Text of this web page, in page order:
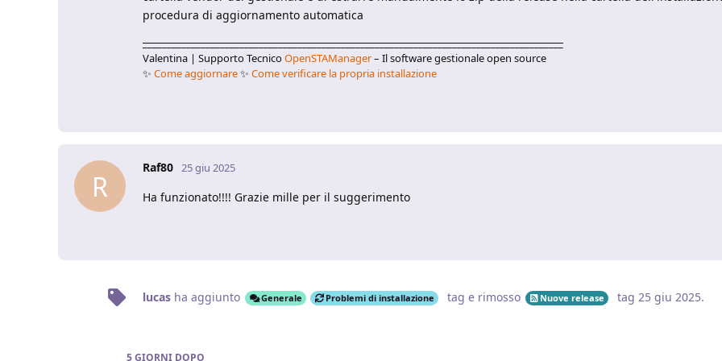
procedura di aggiornamento automatica
_______________________________________________________________________________________
Valentina | Supporto TecnicoOpenSTAManager– Il software gestionale open source
✨ Come aggiornare✨ Come verificare la propria installazione
R
Raf80 25 giu 2025
Ha funzionato!!!! Grazie mille per il suggerimento
lucas ha aggiunto Generale Problemi di installazione tag e rimosso Nuove release tag 25 giu 2025.
5 GIORNI DOPO